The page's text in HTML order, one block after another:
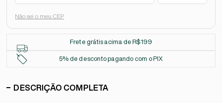
Não sei o meu CEP
Frete grátis acima de R$199
5% de desconto pagando com o PIX
DESCRIÇÃO COMPLETA